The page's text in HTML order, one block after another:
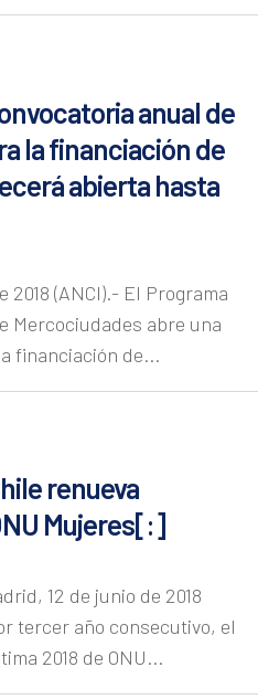
anual de
la financiación de
abierta hasta
(ANCI).- El Programa
Mercociudades abre una
financiación de...
renueva
Mujeres[:]
12 de junio de 2018
tercer año consecutivo, el
2018 de ONU...